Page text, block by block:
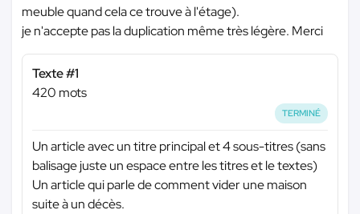
meuble quand cela ce trouve à l'étage).
je n'accepte pas la duplication même très légère. Merci
Texte #1
420 mots
TERMINÉ
Un article avec un titre principal et 4 sous-titres (sans
balisage juste un espace entre les titres et le textes)
Un article qui parle de comment vider une maison
suite à un décès.